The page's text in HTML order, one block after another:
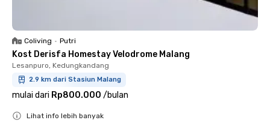
Coliving • Putri
Kost Derisfa Homestay Velodrome Malang
Lesanpuro, Kedungkandang
2.9 km dari Stasiun Malang
mulai dari Rp800.000 /bulan
Lihat info lebih banyak